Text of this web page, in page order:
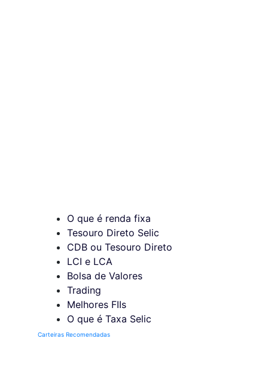
O que é renda fixa
Tesouro Direto Selic
CDB ou Tesouro Direto
LCI e LCA
Bolsa de Valores
Trading
Melhores FIIs
O que é Taxa Selic
Carteiras Recomendadas